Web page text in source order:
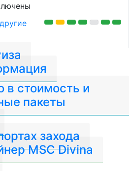
в стоимость и
пакеты
захода
MSC Divina